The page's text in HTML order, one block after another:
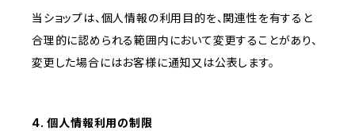
当ショップは、個人情報の利用目的を、関連性を有すると
合理的に認められる範囲内において変更することがあり、
変更した場合にはお客様に通知又は公表します。
4. 個人情報利用の制限